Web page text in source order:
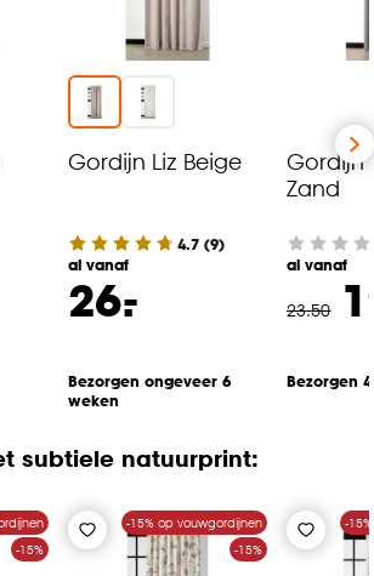
Gordijn Liz Beige
4.7 (9)
al vanaf
26.
-
Bezorgen ongeveer 6
weken
Gordijn
Zand
al vanaf
23.50
Bezorgen
subtiele natuurprint:
-15%
-15% op vouwgordijnen
-15%
-